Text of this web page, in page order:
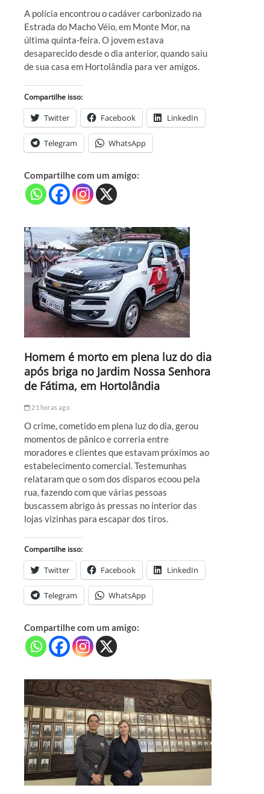
A polícia encontrou o cadáver carbonizado na
Estrada do Macho Véio, em Monte Mor, na
última quinta-feira. O jovem estava
desaparecido desde o dia anterior, quando saiu
de sua casa em Hortolândia para ver amigos.
Compartilhe isso:
Twitter Facebook LinkedIn
Telegram WhatsApp
Compartilhe com um amigo:
Homem é morto em plena luz do dia
após briga no Jardim Nossa Senhora
de Fátima, em Hortolândia
21 horas ago
O crime, cometido em plena luz do dia, gerou
momentos de pânico e correria entre
moradores e clientes que estavam próximos ao
estabelecimento comercial. Testemunhas
relataram que o som dos disparos ecoou pela
rua, fazendo com que várias pessoas
buscassem abrigo às pressas no interior das
lojas vizinhas para escapar dos tiros.
Compartilhe isso:
Twitter Facebook LinkedIn
Telegram WhatsApp
Compartilhe com um amigo: